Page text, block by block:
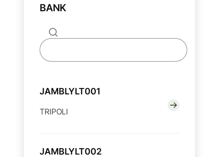
BANK
JAMBLYLT001
TRIPOLI
JAMBLYLT002